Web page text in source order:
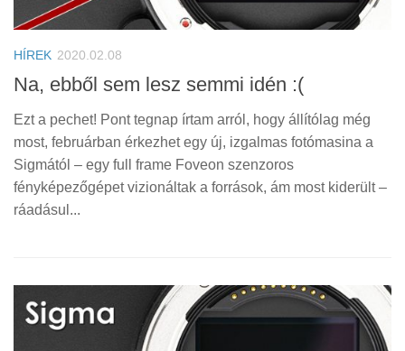
HÍREK 2020.02.08
Na, ebből sem lesz semmi idén :(
Ezt a pechet! Pont tegnap írtam arról, hogy állítólag még
most, februárban érkezhet egy új, izgalmas fotómasina a
Sigmától – egy full frame Foveon szenzoros
fényképezőgépet vizionáltak a források, ám most kiderült –
ráadásul...